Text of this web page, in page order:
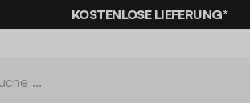
KOSTENLOSE LIEFERUNG*